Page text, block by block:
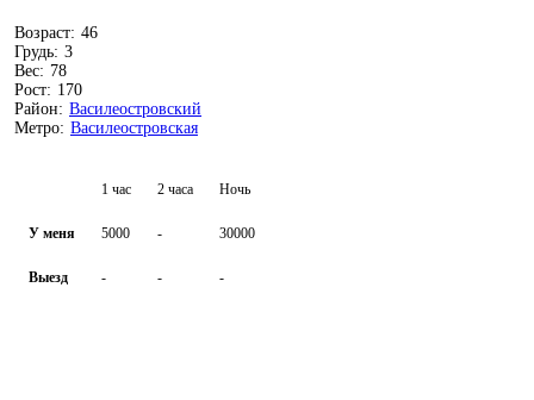
Возраст: 46
Грудь: 3
Вес: 78
Рост: 170
Район: Василеостровский
Метро: Василеостровская
1 час 2 часа Ночь
У меня 5000 - 30000
Выезд - - -